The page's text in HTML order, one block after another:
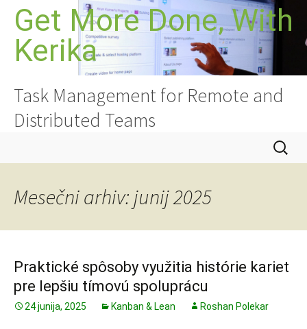
Preskoči
vsebino
Get More Done, With
Kerika
Task Management for Remote and
Distributed Teams
Išči:
Mesečni arhiv: junij 2025
Praktické spôsoby využitia histórie kariet
pre lepšiu tímovú spoluprácu
24 junija, 2025 Kanban & Lean Roshan Polekar